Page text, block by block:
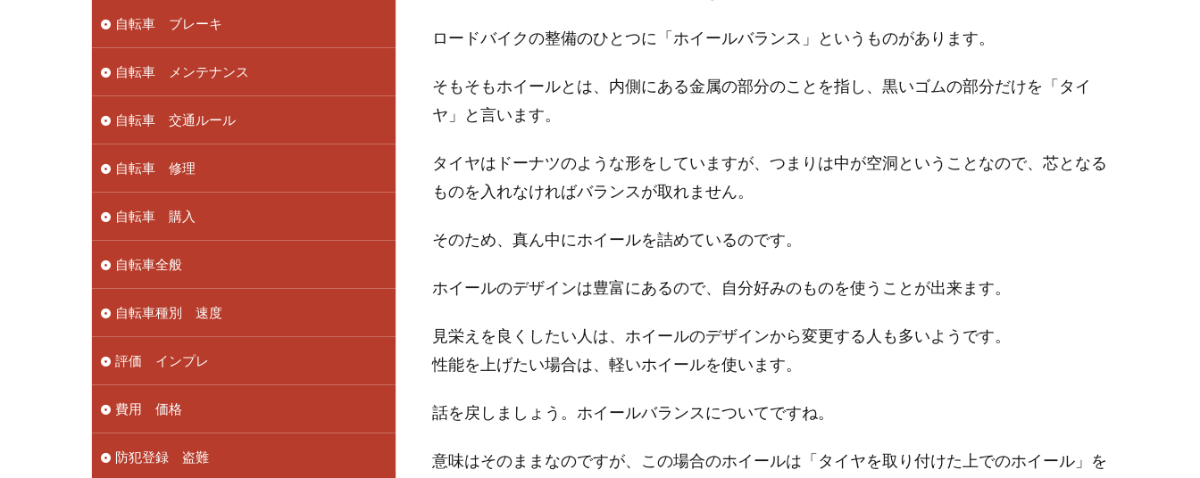
ロードバイクの整備のひとつに「ホイールバランス」というものがあります。
そもそもホイールとは、内側にある金属の部分のことを指し、黒いゴムの部分だけを「タイ
ヤ」と言います。
タイヤはドーナツのような形をしていますが、つまりは中が空洞ということなので、芯となる
ものを入れなければバランスが取れません。
そのため、真ん中にホイールを詰めているのです。
ホイールのデザインは豊富にあるので、自分好みのものを使うことが出来ます。
見栄えを良くしたい人は、ホイールのデザインから変更する人も多いようです。
性能を上げたい場合は、軽いホイールを使います。
話を戻しましょう。ホイールバランスについてですね。
意味はそのままなのですが、この場合のホイールは「タイヤを取り付けた上でのホイール」を
自転車 ブレーキ
自転車 メンテナンス
自転車 交通ルール
自転車 修理
自転車 購入
自転車全般
自転車種別 速度
評価 インプレ
費用 価格
防犯登録 盗難